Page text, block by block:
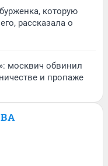
которую
рассказала о
москвич обвинил
и пропаже